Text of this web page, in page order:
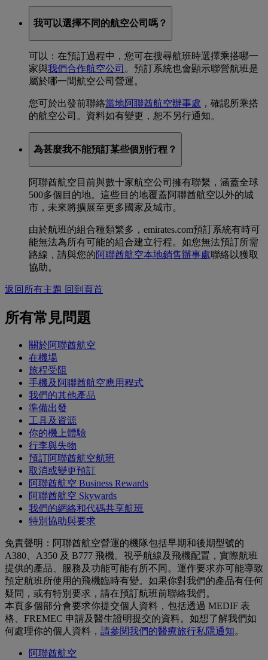
我可以選擇不同的航空公司嗎？
可以：在預訂過程中，您可在搜尋航班時選擇乘搭哪一
家與我們合作航空公司 。預訂系統也會顯示聯營航班是
屬於哪一間航空公司營運。
您可於出發前聯絡當地阿聯酋航空辦事處 ，確認所乘搭
的航空公司。資料如有變更，恕不另行通知。
為甚麼我不能預訂某些個別行程？
阿聯酋航空目前與數十家航空公司擁有聯繫，涵蓋全球
500多個目的地。這些目的地覆蓋阿聯酋航空以外的城
市，未來將擴展至更多國家及城市。
由於航班的組合種類繁多，emirates.com預訂系統有時可
能無法為所有可能的組合建立行程。如您無法預訂所需
路線，請與您的阿聯酋航空本地銷售辦事處聯絡以獲取
協助。
返回所有主題 回到頁首
所有常見問題
關於阿聯酋航空
在機場
旅程受阻
手機及阿聯酋航空應用程式
我們的其他產品
準備出發
工具及資源
你的機上體驗
行李與失物
預訂阿聯酋航空航班
取消或變更預訂
阿聯酋航空 Business Rewards
阿聯酋航空 Skywards
我們的網絡和代碼共享航班
特別協助與要求
免責聲明：阿聯酋航空營運的機隊包括早期和後期型號的
A380、A350 及 B777 飛機。視乎航線及飛機配置，實際航班
提供的產品、服務及功能可能有所不同。運作要求亦可能導致
預定航班所使用的飛機臨時有變。如果你對我們的產品有任何
疑問，或有特別要求，請在預訂航班前聯絡我們。
本頁多個部分會要求你提交個人資料，包括透過 MEDIF 表
格、FREMEC 申請及醫生證明提交的資料。如想了解我們如
何處理你的個人資料， 請參閱我們的醫療旅行私隱通知。
阿聯酋航空